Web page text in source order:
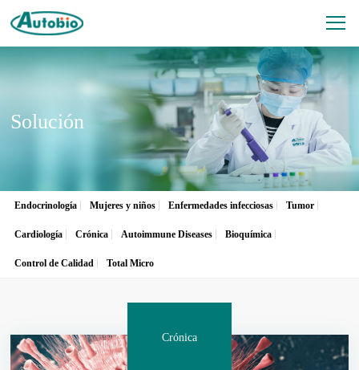
Solución
Endocrinología Mujeres y niños Enfermedades infecciosas Tumor
Cardiología Crónica Autoimmune Diseases Bioquímica
Control de Calidad Total Micro
Crónica